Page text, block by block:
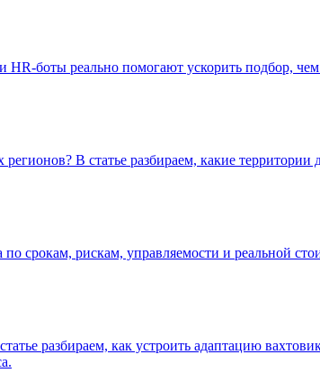
HR-боты реально помогают ускорить подбор,
В статье разбираем, какие территории
срокам, рискам, управляемости и реальной
разбираем, как устроить адаптацию